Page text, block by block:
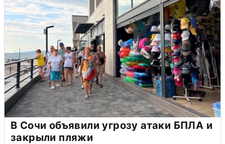
В Сочи объявили угрозу атаки БПЛА и
закрыли пляжи